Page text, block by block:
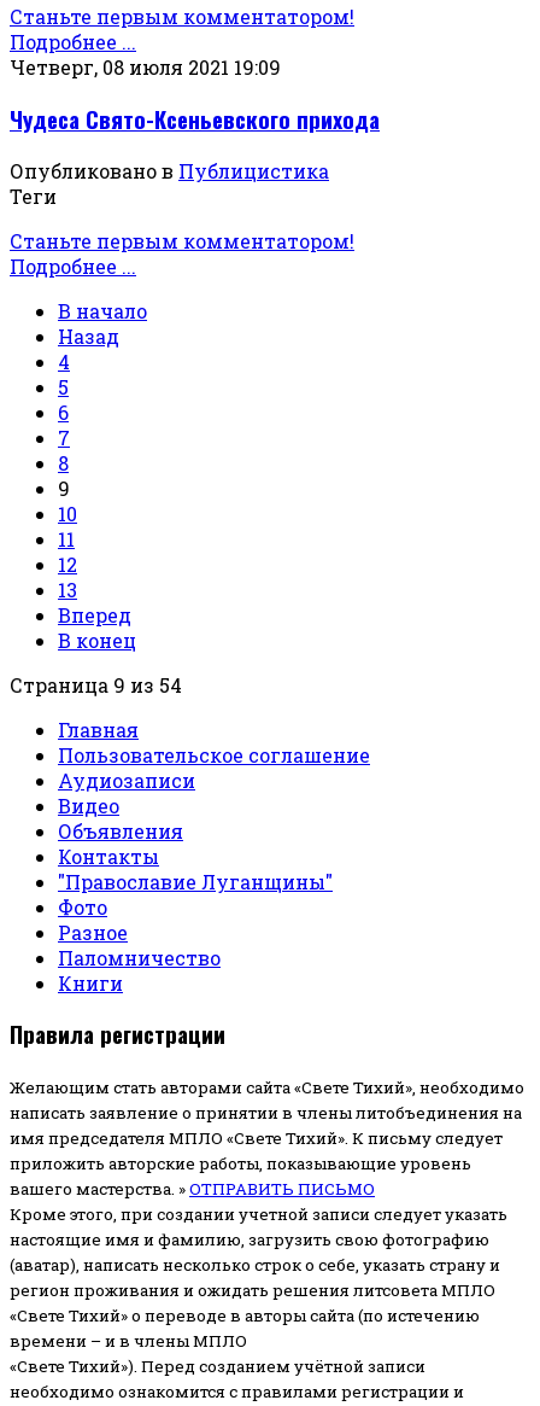
Станьте первым комментатором!
Подробнее ...
Четверг, 08 июля 2021 19:09
Чудеса Свято-Ксеньевского прихода
Опубликовано в Публицистика
Теги
Станьте первым комментатором!
Подробнее ...
В начало
Назад
4
5
6
7
8
9
10
11
12
13
Вперед
В конец
Страница 9 из 54
Главная
Пользовательское соглашение
Аудиозаписи
Видео
Объявления
Контакты
"Православие Луганщины"
Фото
Разное
Паломничество
Книги
Правила регистрации
Желающим стать авторами сайта «Свете Тихий», необходимо
написать заявление о принятии в члены литобъединения на
имя председателя МПЛО «Свете Тихий». К письму следует
приложить авторские работы, показывающие уровень
вашего мастерства. »ОТПРАВИТЬ ПИСЬМО
Кроме этого, при создании учетной записи следует указать
настоящие имя и фамилию, загрузить свою фотографию
(аватар), написать несколько строк о себе, указать страну и
регион проживания и ожидать решения литсовета МПЛО
«Свете Тихий» о переводе в авторы сайта (по истечению
времени – и в члены МПЛО
«Свете Тихий»). Перед созданием учётной записи
необходимо ознакомится с правилами регистрации и